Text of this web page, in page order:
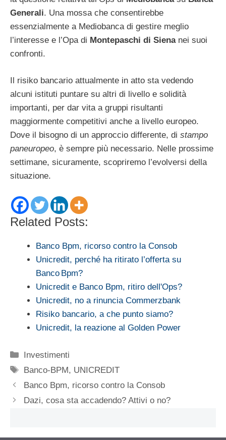
Generali. Una mossa che consentirebbe
essenzialmente a Mediobanca di gestire meglio
l’interesse e l’Opa di Montepaschi di Sienanei suoi
confronti.
Il risiko bancario attualmente in atto sta vedendo
alcuni istituti puntare su altri di livello e solidità
importanti, per dar vita a gruppi risultanti
maggiormente competitivi anche a livello europeo.
Dove il bisogno di un approccio differente, di stampo
paneuropeo, è sempre più necessario. Nelle prossime
settimane, sicuramente, scopriremo l’evolversi della
situazione.
Related Posts:
Banco Bpm, ricorso contro la Consob
Unicredit, perché ha ritirato l’offerta su
Banco Bpm?
Unicredit e Banco Bpm, ritiro dell'Ops?
Unicredit, no a rinuncia Commerzbank
Risiko bancario, a che punto siamo?
Unicredit, la reazione al Golden Power
Categorie
Investimenti
Tag
Banco-BPM, UNICREDIT
Banco Bpm, ricorso contro la Consob
Dazi, cosa sta accadendo? Attivi o no?